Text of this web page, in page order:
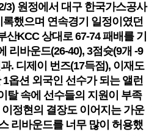
3) 원정에서 대구 한국가스공사
했으며 연속경기 일정이였던
산KCC 상대로 67-74 패배를 기
리바운드(26-40), 3점슛(9개 -9
. 디제이 번즈(17득점), 이재도
옵션 외국인 선수가 되는 앨런
탈 속에 선수들의 지원이 부족
정현의 결장도 이어지는 가운
리바운드를 너무 많이 허용했